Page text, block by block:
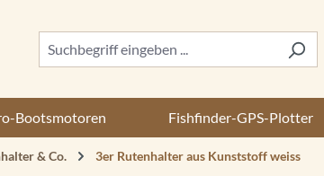
Bootsmotoren Fishfinder-GPS-Plotter
& Co. 3er Rutenhalter aus Kunststoff weiss